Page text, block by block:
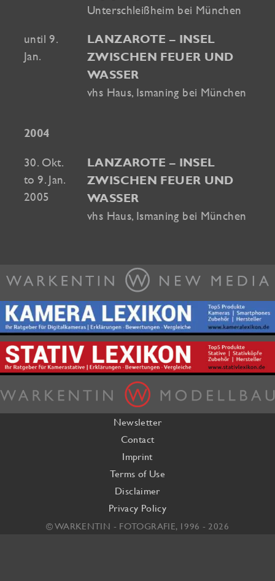
Unterschleißheim bei München
until 9.
Jan.
LANZAROTE – INSEL
ZWISCHEN FEUER UND
WASSER
vhs Haus, Ismaning bei München
2004
30. Okt.
to 9. Jan.
2005
LANZAROTE – INSEL
ZWISCHEN FEUER UND
WASSER
vhs Haus, Ismaning bei München
Newsletter
Contact
Imprint
Terms of Use
Disclaimer
Privacy Policy
© WARKENTIN - FOTOGRAFIE, 1996 - 2026